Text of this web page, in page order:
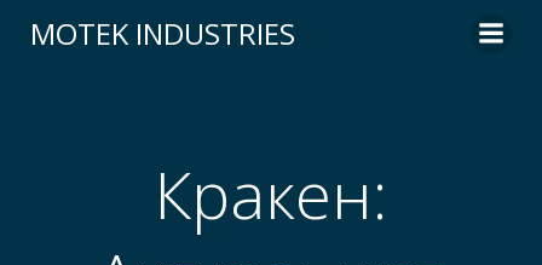
to
MOTEK INDUSTRIES
Кракен: